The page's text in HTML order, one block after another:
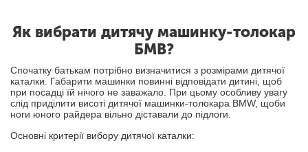
Як вибрати дитячу машинку-толокар
БМВ?
Спочатку батькам потрібно визначитися з розмірами дитячої
каталки. Габарити машинки повинні відповідати дитині, щоб
при посадці їй нічого не заважало. При цьому особливу увагу
слід приділити висоті дитячої машинки-толокара BMW, щоби
ноги юного райдера вільно діставали до підлоги.
Основні критерії вибору дитячої каталки: